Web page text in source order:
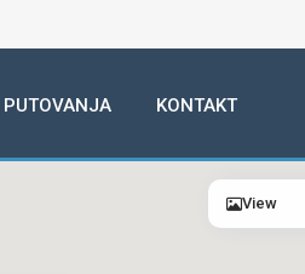
PUTOVANJA KONTAKT
View